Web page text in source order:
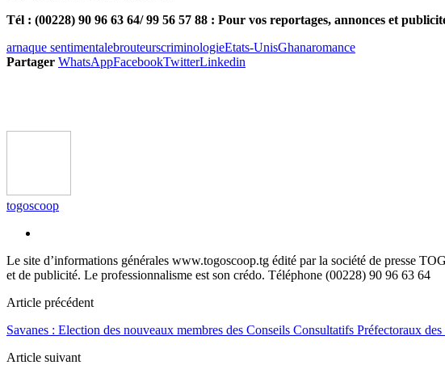
Tél : (00228) 90 96 63 64/ 99 56 57 88 : Pour vos reportages, annonces et
arnaque sentimentalebrouteurscriminologieEtats-UnisGhanaromance
Partager WhatsAppFacebookTwitterLinkedin
togoscoop
Le site d’informations générales www.togoscoop.tg édité par la société de presse
et de publicité. Le professionnalisme est son crédo. Téléphone (00228) 90 96 63 64
Article précédent
Savanes : Election des nouveaux membres des Conseils Consultatifs Préfectoraux
Article suivant